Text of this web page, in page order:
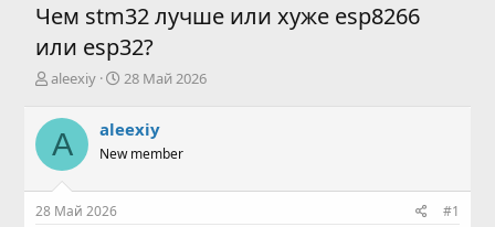
Чем stm32 лучше или хуже esp8266
или esp32?
А
т
о
р
т
е
м
aleexiy
Д
а
н
ч
28 Май 2026
A aleexiy
New member
28 Май 2026 #1